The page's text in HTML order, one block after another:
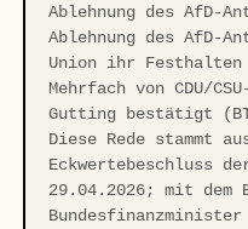
Ablehnung des AfD-
Ablehnung des AfD-
Union ihr
Mehrfach von CDU/
Gutting bestätigt
Diese Rede stammt
Eckwertebeschluss
29.04.2026; mit dem